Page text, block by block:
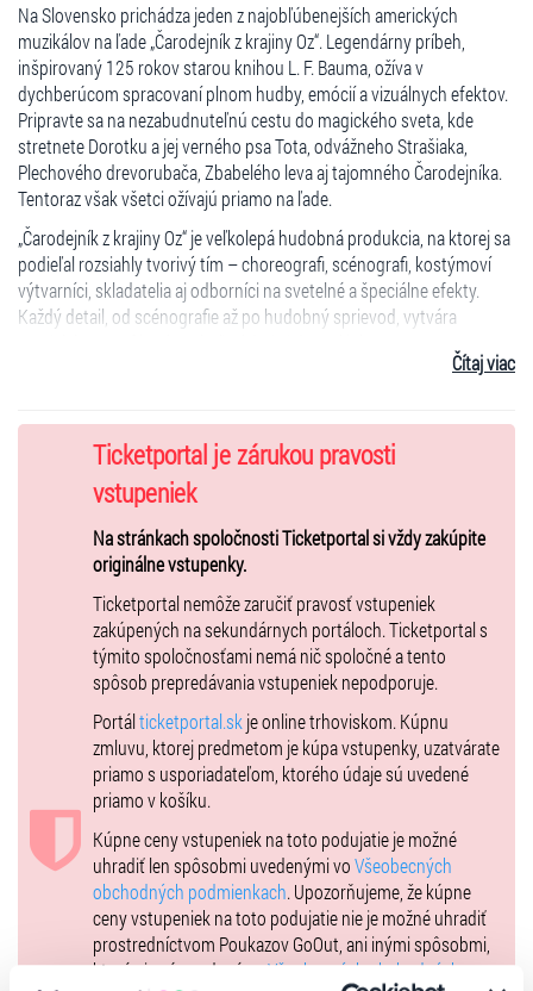
Na Slovensko prichádza jeden z najobľúbenejších amerických
muzikálov na ľade „Čarodejník z krajiny Oz“. Legendárny príbeh,
inšpirovaný 125 rokov starou knihou L. F. Bauma, ožíva v
dychberúcom spracovaní plnom hudby, emócií a vizuálnych efektov.
Pripravte sa na nezabudnuteľnú cestu do magického sveta, kde
stretnete Dorotku a jej verného psa Tota, odvážneho Strašiaka,
Plechového drevorubača, Zbabelého leva aj tajomného Čarodejníka.
Tentoraz však všetci ožívajú priamo na ľade.
„Čarodejník z krajiny Oz“ je veľkolepá hudobná produkcia, na ktorej sa
podieľal rozsiahly tvorivý tím – choreografi, scénografi, kostýmoví
výtvarníci, skladatelia aj odborníci na svetelné a špeciálne efekty.
Každý detail, od scénografie až po hudobný sprievod, vytvára
medzinárodných súťaží. Spolu s nimi vystúpia aj vzdušní gymnasti,
ktorí predvedú adrenalínové akrobatické čísla vysoko nad ľadom.
Čakajú vás strhujúce choreografie, náročné zdvihy, rýchle piruety,
efektné skoky, ikonické „špirály smrti“ aj dokonale zladené duety. To
všetko dopĺňajú originálne piesne, pôsobivá scénografia, oslnivé
kostýmy a moderné svetelné efekty, ktoré vás doslova vtiahnu do
Toto nie je len predstavenie – je to zážitok, na ktorý budete ešte dlho
„Čarodejník z krajiny Oz“ je ideálnou voľbou pre rodiny, deti aj
všetkých milovníkov veľkolepej zábavy.
Všetky dialógy a piesne sú v slovenskom jazyku.
Dĺžka predstavenia je 2 hodiny vrátane 20-minútovej prestávky.
Vstupenky na podujatie je možné zakúpiť len formou Hometicket!
Čítaj viac
Ticketportal je zárukou pravosti
vstupeniek
Na stránkach spoločnosti Ticketportal si vždy zakúpite
originálne vstupenky.
Ticketportal nemôže zaručiť pravosť vstupeniek
zakúpených na sekundárnych portáloch. Ticketportal s
týmito spoločnosťami nemá nič spoločné a tento
spôsob prepredávania vstupeniek nepodporuje.
Portálticketportal.sk je online trhoviskom. Kúpnu
zmluvu, ktorej predmetom je kúpa vstupenky, uzatvárate
priamo s usporiadateľom, ktorého údaje sú uvedené
priamo v košíku.
Kúpne ceny vstupeniek na toto podujatie je možné
uhradiť len spôsobmi uvedenými voVšeobecných
obchodných podmienkach. Upozorňujeme, že kúpne
ceny vstupeniek na toto podujatie nie je možné uhradiť
prostredníctvom Poukazov GoOut, ani inými spôsobmi,
ktoré nie sú uvedené voVšeobecných obchodných